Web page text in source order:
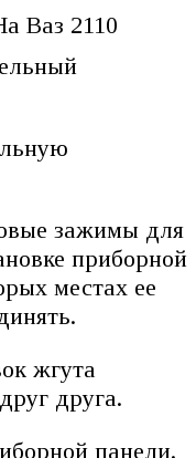
Ваз 2110
зажимы для
приборной
местах ее
жгута
друга.
панели.